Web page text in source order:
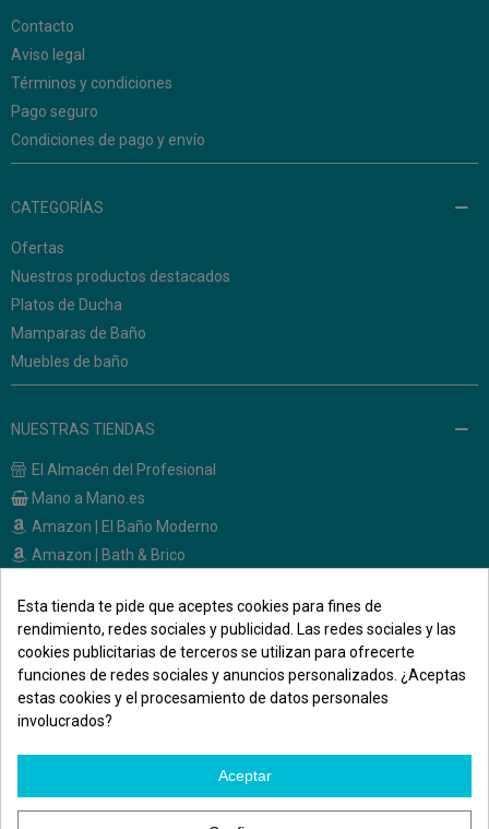
Contacto
Aviso legal
Términos y condiciones
Pago seguro
Condiciones de pago y envío
CATEGORÍAS
Ofertas
Nuestros productos destacados
Platos de Ducha
Mamparas de Baño
Muebles de baño
NUESTRAS TIENDAS
El Almacén del Profesional
Mano a Mano.es
Amazon | El Baño Moderno
Amazon | Bath & Brico
CONTACTO
Calle Melendez Valdes, 36
28015 - Madrid
691 471 500
Síguenos en las redes
Esta tienda te pide que aceptes cookies para fines de
rendimiento, redes sociales y publicidad. Las redes sociales y las
cookies publicitarias de terceros se utilizan para ofrecerte
funciones de redes sociales y anuncios personalizados. ¿Aceptas
estas cookies y el procesamiento de datos personales
involucrados?
Aceptar